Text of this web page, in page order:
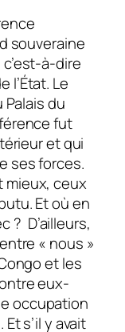
souveraine
à-dire
l’État. Le
Palais du
fut
et qui
ses forces.
mieux, ceux
Et où en
? D’ailleurs,
« nous »
et les
eux-
occupation
s’il y avait